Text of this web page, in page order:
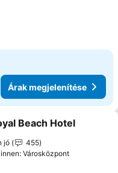
Árak megjelenítése
a kedvencekhez
Beach Hotel
jó
455
Városközpont